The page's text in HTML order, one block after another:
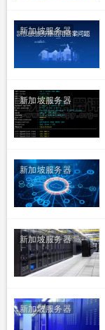
新加坡服务器
新加坡服务器
新加坡服务器
新加坡服务器
新加坡服务器